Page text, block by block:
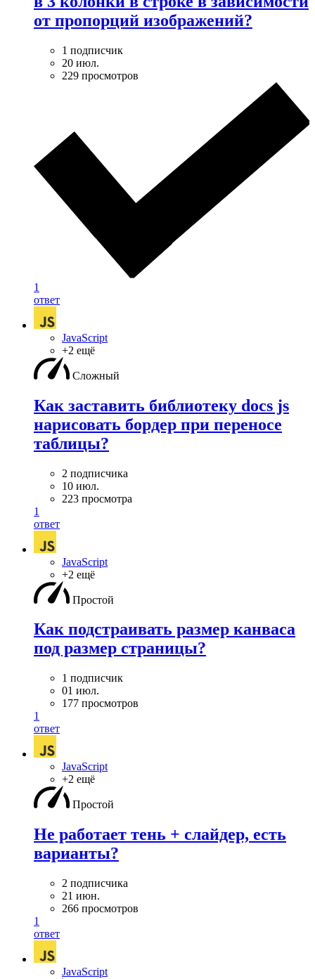
от пропорций изображений?
1 подписчик
20 июл.
229 просмотров
1
ответ
JavaScript
+2 ещё
Сложный
Как заставить библиотеку docs js
нарисовать бордер при переносе
таблицы?
2 подписчика
10 июл.
223 просмотра
1
ответ
JavaScript
+2 ещё
Простой
Как подстраивать размер канваса
под размер страницы?
1 подписчик
01 июл.
177 просмотров
1
ответ
JavaScript
+2 ещё
Простой
Не работает тень + слайдер, есть
варианты?
2 подписчика
21 июн.
266 просмотров
1
ответ
JavaScript